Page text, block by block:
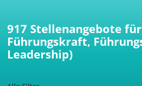
917 Stellenangebote für
Führungskraft,
Leadership)